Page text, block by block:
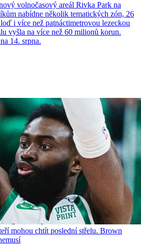
volnočasový areál Rivka Park na
nabídne několik tematických zón, 26
i více než patnáctimetrovou lezeckou
vyšla na více než 60 milionů korun.
14. srpna.
mohou chtít poslední střelu. Brown